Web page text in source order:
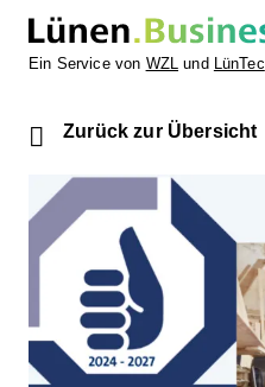
Ein Service von WZL und LünTec
Zurück zur Übersicht